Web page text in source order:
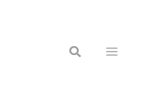
Suchen